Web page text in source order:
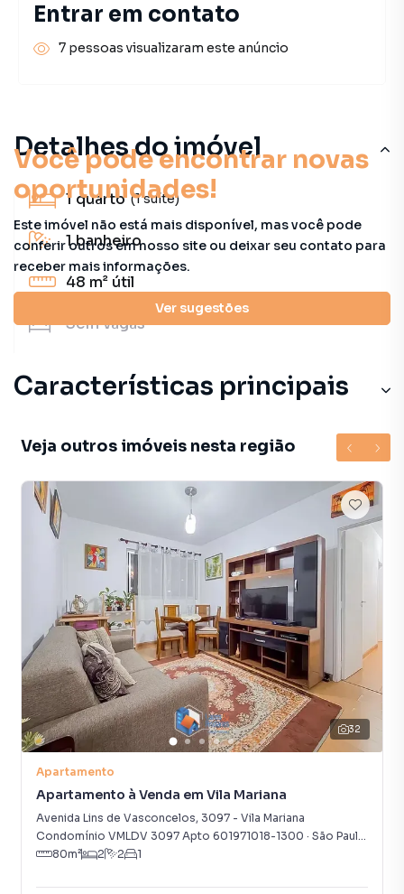
Você pode encontrar novas
oportunidades!
Este imóvel não está mais disponível, mas você pode
conferir outros em nosso site ou deixar seu contato para
receber mais informações.
Ver sugestões
Detalhes do imóvel
1 quarto (1 suíte)
1banheiro
48 m² útil
Semvagas
Características principais
Veja outros imóveis nesta região
32
Apartamento
Apartamento à Venda em Vila Mariana
Avenida Lins de Vasconcelos, 3097 - Vila Mariana
Condomínio VMLDV 3097 Apto 601971018-1300 · São Paulo
80m² 2 2 1
Entrar em contato
7 pessoas visualizaram este anúncio